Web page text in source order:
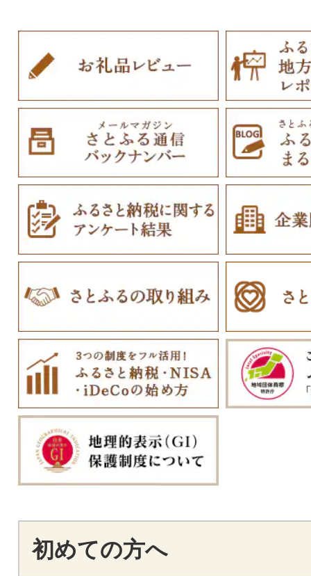
初めての方へ